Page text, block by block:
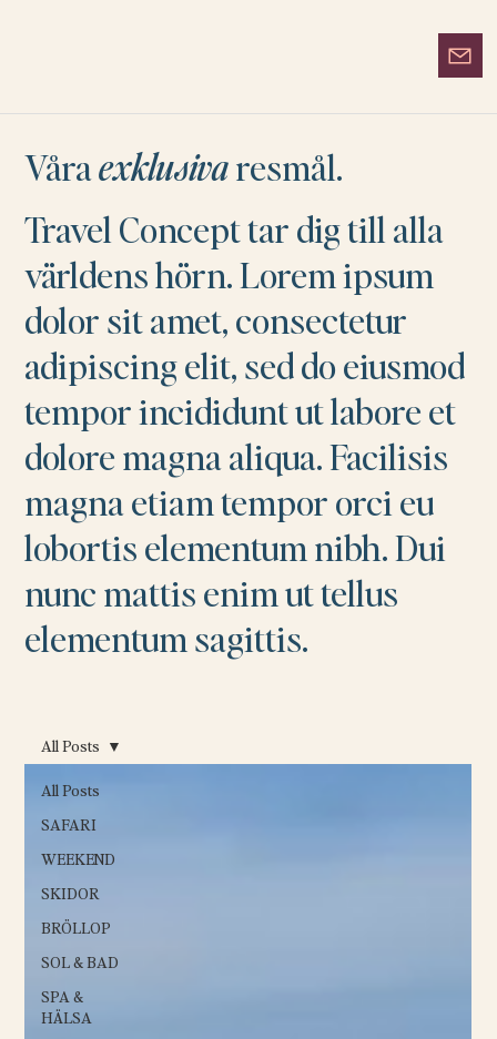
Våraexklusivaresmål.
Travel Concept tar dig till alla
världens hörn. Lorem ipsum
dolor sit amet, consectetur
adipiscing elit, sed do eiusmod
tempor incididunt ut labore et
dolore magna aliqua. Facilisis
magna etiam tempor orci eu
lobortis elementum nibh. Dui
nunc mattis enim ut tellus
elementum sagittis.
All Posts
SAFARI
WEEKEND
SKIDOR
BRÖLLOP
SOL & BAD
SPA &
HÄLSA
All Posts